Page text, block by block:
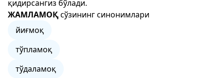
қидирсангиз бўлади.
ЖАМЛАМОҚсўзининг синонимлари
йиғмоқ
тўпламоқ
тўдаламоқ